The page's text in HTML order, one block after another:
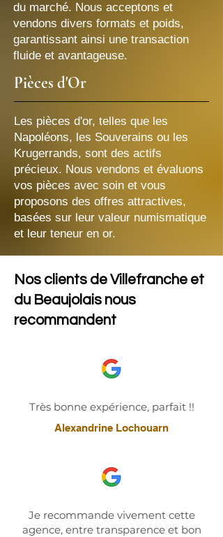
du marché. Nous acceptons et
vendons divers formats et poids,
garantissant ainsi une transaction
fluide et avantageuse.
Pièces d'Or
Les pièces d'or, telles que les
Napoléons, les Souverains ou les
Krugerrands, sont des actifs
précieux. Nous vendons et évaluons
vos pièces avec soin et vous
proposons des offres attractives,
basées sur leur valeur numismatique
et leur teneur en or.
Nos clients de Villefranche et
du Beaujolais nous
recommandent
Très bonne expérience, parfait !!
Alexandrine Lochouarn
Je recommande vivement cette
agence, entre transparence et bon